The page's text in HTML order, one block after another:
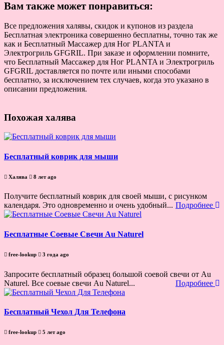
Вам также может понравиться:
Все предложения халявы, скидок и купонов из раздела
Бесплатная электроника совершенно бесплатны, точно так же
как и Бесплатный Массажер для Ног PLANTA и
Электрогриль GFGRIL. При заказе и оформлении помните,
что Бесплатный Массажер для Ног PLANTA и Электрогриль
GFGRIL доставляется по почте или иными способами
бесплатно, за исключением тех случаев, когда это указано в
описании предложения.
Похожая халява
Бесплатный коврик для мыши
Халява 8 лет ago
Получите бесплатный коврик для своей мыши, с рисунком
календаря. Это одновременно и очень удобный... Подробнее
Бесплатные Соевые Свечи Au Naturel
free-lookup 3 года ago
Запросите бесплатный образец большой соевой свечи от Au
Naturel. Все соевые свечи Au Naturel...
Подробнее
Бесплатный Чехол Для Телефона
free-lookup 5 лет ago